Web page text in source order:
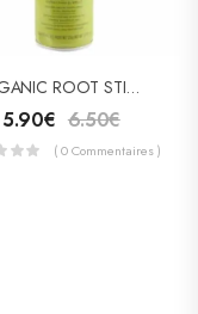
ORGANIC ROOT STIMULATOR OLIVE OIL NOURISHING SHEEN SPRAY
5.90€ 6.50€
( 0 Commentaires )